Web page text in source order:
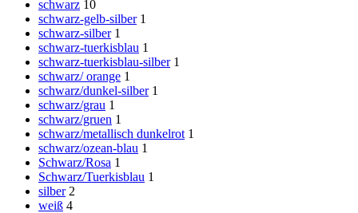
schwarz 10
schwarz-gelb-silber 1
schwarz-silber 1
schwarz-tuerkisblau 1
schwarz-tuerkisblau-silber 1
schwarz/ orange 1
schwarz/dunkel-silber 1
schwarz/grau 1
schwarz/gruen 1
schwarz/metallisch dunkelrot 1
schwarz/ozean-blau 1
Schwarz/Rosa 1
Schwarz/Tuerkisblau 1
silber 2
weiß 4